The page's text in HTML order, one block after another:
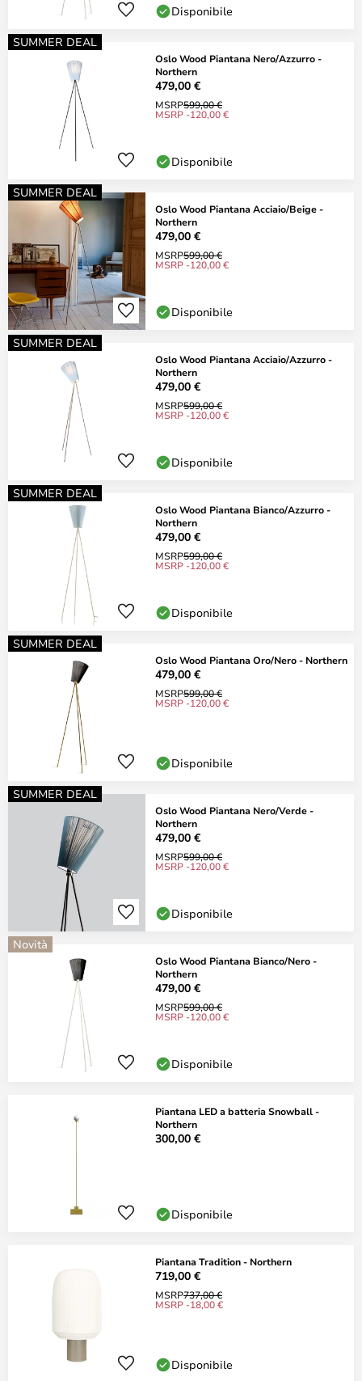
Disponibile
SUMMER DEAL
Oslo Wood Piantana Nero/Azzurro -
Northern
479,00 €
MSRP599,00 €
MSRP -120,00 €
Disponibile
SUMMER DEAL
Oslo Wood Piantana Acciaio/Beige -
Northern
479,00 €
MSRP599,00 €
MSRP -120,00 €
Disponibile
SUMMER DEAL
Oslo Wood Piantana Acciaio/Azzurro -
Northern
479,00 €
MSRP599,00 €
MSRP -120,00 €
Disponibile
SUMMER DEAL
Oslo Wood Piantana Bianco/Azzurro -
Northern
479,00 €
MSRP599,00 €
MSRP -120,00 €
Disponibile
SUMMER DEAL
Oslo Wood Piantana Oro/Nero - Northern
479,00 €
MSRP599,00 €
MSRP -120,00 €
Disponibile
SUMMER DEAL
Oslo Wood Piantana Nero/Verde -
Northern
479,00 €
MSRP599,00 €
MSRP -120,00 €
Disponibile
Novità
Oslo Wood Piantana Bianco/Nero -
Northern
479,00 €
MSRP599,00 €
MSRP -120,00 €
Disponibile
Piantana LED a batteria Snowball -
Northern
300,00 €
Disponibile
Piantana Tradition - Northern
719,00 €
MSRP737,00 €
MSRP -18,00 €
Disponibile